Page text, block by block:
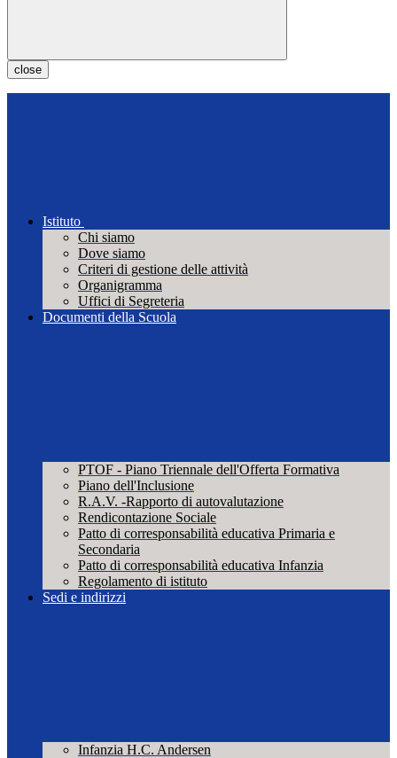
close
Istituto
Chi siamo
Dove siamo
Criteri di gestione delle attività
Organigramma
Uffici di Segreteria
Documenti della Scuola
PTOF - Piano Triennale dell'Offerta Formativa
Piano dell'Inclusione
R.A.V. -Rapporto di autovalutazione
Rendicontazione Sociale
Patto di corresponsabilità educativa Primaria e
Secondaria
Patto di corresponsabilità educativa Infanzia
Regolamento di istituto
Sedi e indirizzi
Infanzia H.C. Andersen